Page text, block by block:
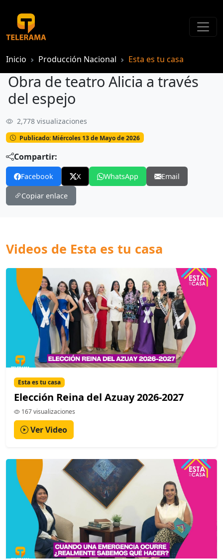
Inicio Producción Nacional Esta es tu casa
Obra de teatro Alicia a través
del espejo
Obra de teatro Alicia a través del espejo
2,778 visualizaciones
Publicado: Miércoles 13 de Mayo de 2026
Compartir:
Facebook X WhatsApp Email
Copiar enlace
Videos de Esta es tu casa
Esta es tu casa
Elección Reina del Azuay 2026-2027
167 visualizaciones
Ver Video